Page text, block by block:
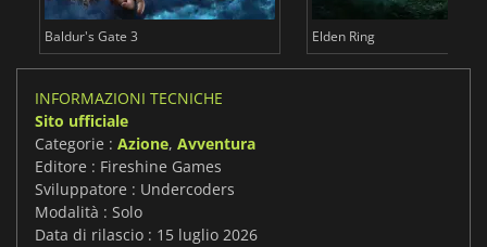
Baldur's Gate 3 Elden Ring
INFORMAZIONI TECNICHE
Sito ufficiale
Categorie : Azione, Avventura
Editore : Fireshine Games
Sviluppatore : Undercoders
Modalità : Solo
Data di rilascio : 15 luglio 2026